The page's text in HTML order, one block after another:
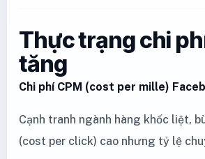
Thực trạng chi
tăng
Chi phí CPM (cost per mille)
Cạnh tranh ngành hàng khốc liệt,
(cost per click) cao nhưng tỷ lệ